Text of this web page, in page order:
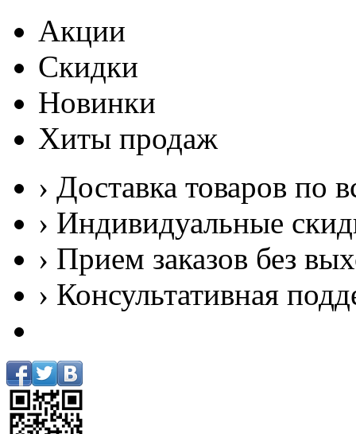
Акции
Скидки
Новинки
Хиты продаж
› Доставка товаров по
› Индивидуальные
› Прием заказов без
› Консультативная